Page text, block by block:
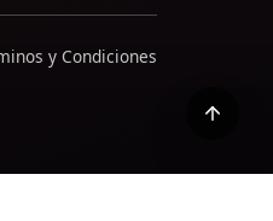
y Condiciones